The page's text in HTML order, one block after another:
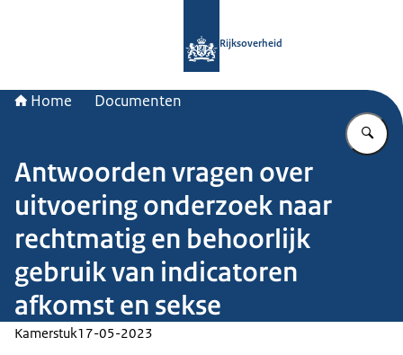
Rijksoverheid
Home Documenten
Antwoorden vragen over
uitvoering onderzoek naar
rechtmatig en behoorlijk
gebruik van indicatoren
afkomst en sekse
Kamerstuk17-05-2023